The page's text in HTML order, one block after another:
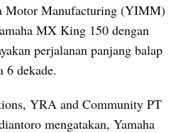
Motor Manufacturing (YIMM)
MX King 150 dengan
perjalanan panjang balap
6 dekade.
YRA and Community PT
mengatakan, Yamaha